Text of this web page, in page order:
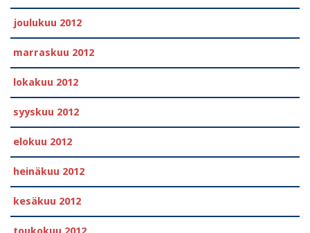
joulukuu 2012
marraskuu 2012
lokakuu 2012
syyskuu 2012
elokuu 2012
heinäkuu 2012
kesäkuu 2012